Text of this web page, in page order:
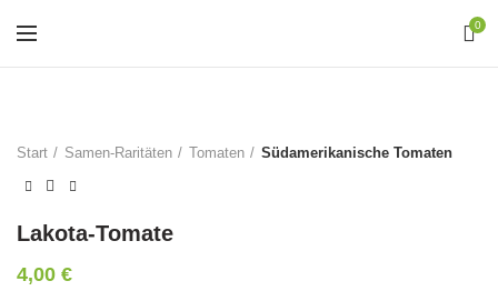
0
Start Samen-Raritäten Tomaten Südamerikanische Tomaten
Lakota-Tomate
4,00 €